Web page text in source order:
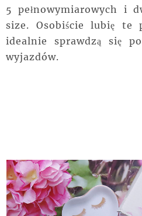
5 pełnowymiarowych i
size. Osobiście lubię te
idealnie sprawdzą się
wyjazdów.